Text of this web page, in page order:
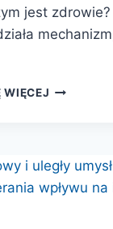
jest
WIĘCEJ
MÓWIĄ
O